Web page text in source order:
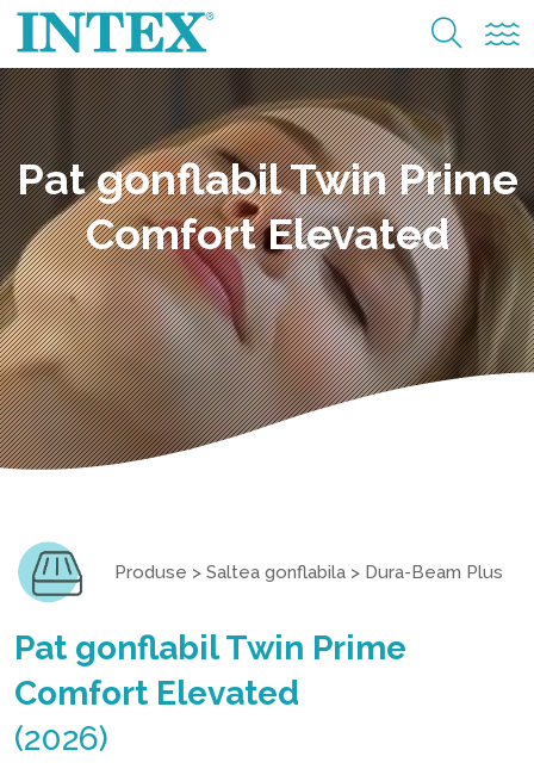
Pat gonflabil Twin Prime
Comfort Elevated
Produse > Saltea gonflabila > Dura-Beam Plus
Pat gonflabil Twin Prime
Comfort Elevated
(2026)